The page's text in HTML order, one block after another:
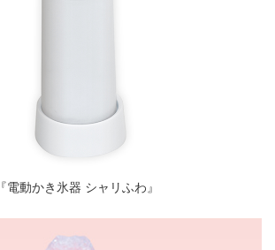
『電動かき氷器 シャリふわ』